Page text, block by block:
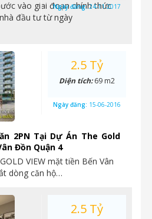
vào giai đoạn chính thức
đầu tư từ ngày
Ngày đăng:24-11-2017
2PN Tại Dự Án The Gold
Đồn Quận 4
VIEW mặt tiền Bến Vân
dòng căn hộ…
2.5 Tỷ
Diện tích:69 m2
Ngày đăng: 15-06-2016
2.5 Tỷ